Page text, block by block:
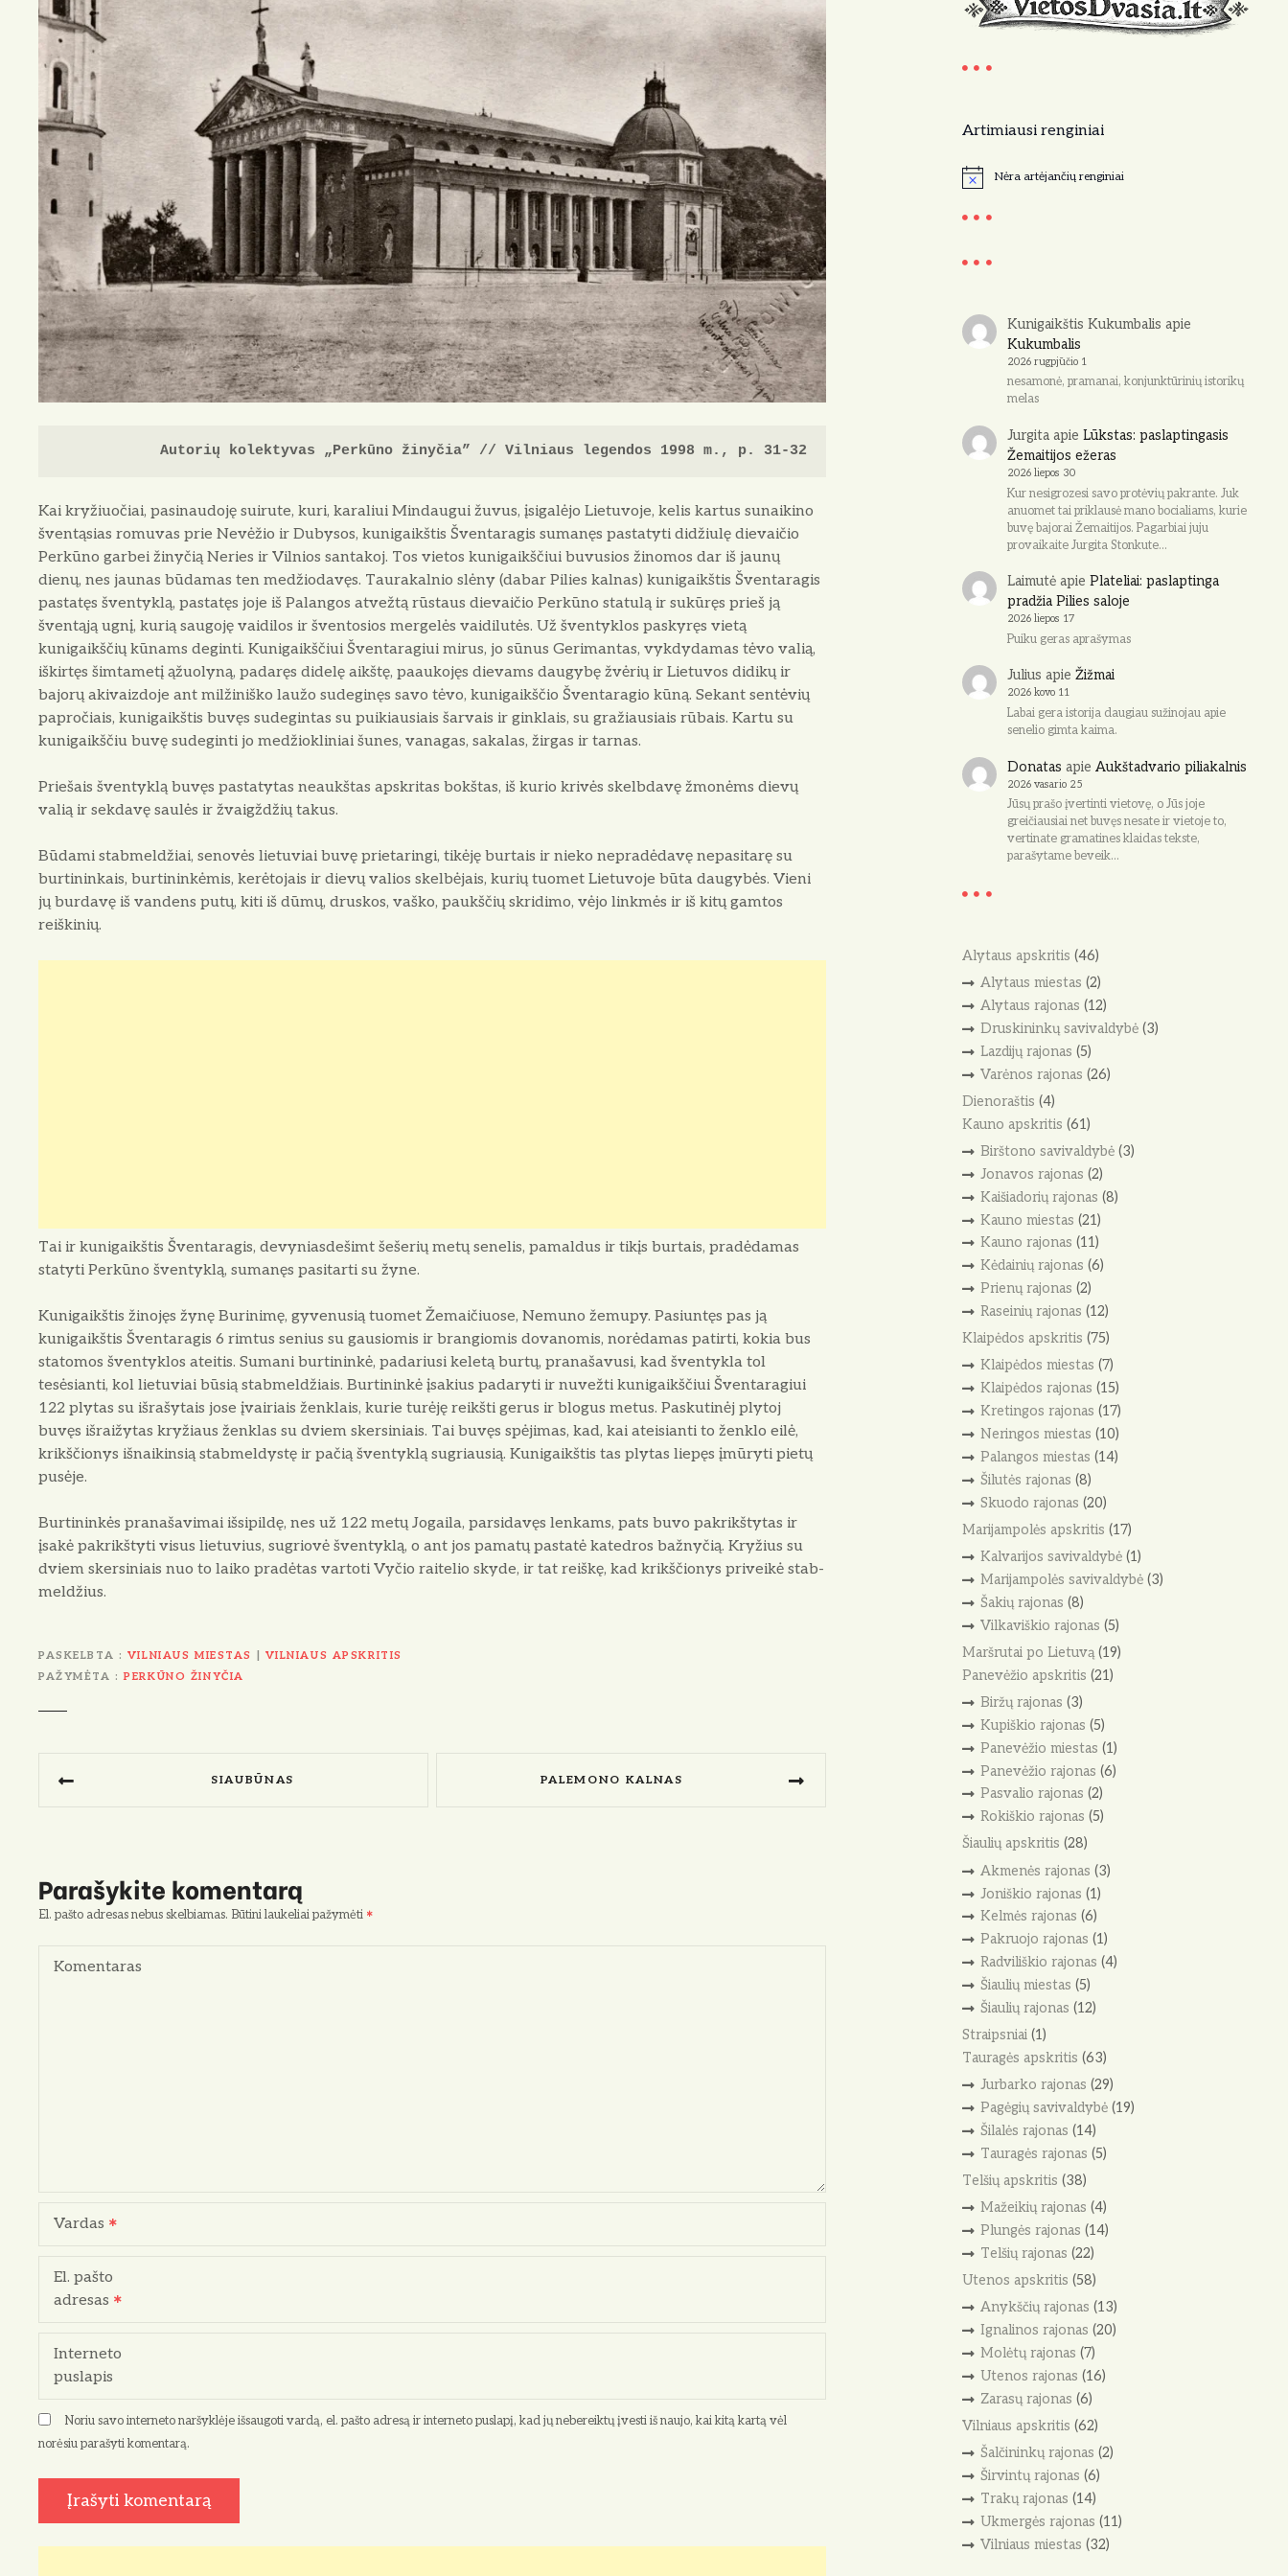
Autorių kolektyvas „Perkūno žinyčia” // Vilniaus legendos 1998 m., p. 31-32
Kai kryžiuočiai, pasinaudoję suirute, kuri, karaliui Min­daugui žuvus, įsigalėjo Lietuvoje, kelis kartus sunai­kino
šventąsias romuvas prie Nevėžio ir Dubysos, ku­nigaikštis Šventaragis sumanęs pastatyti didžiulę die­vaičio
Perkūno garbei žinyčią Neries ir Vilnios santakoj. Tos vietos kunigaikščiui buvusios žinomos dar iš jaunų
dienų, nes jaunas būdamas ten medžiodavęs. Taurakalnio slėny (dabar Pi­lies kalnas) kunigaikštis Šventaragis
pastatęs šventyklą, pastatęs joje iš Palangos atvežtą rūstaus dievaičio Perkūno statulą ir sukūręs prieš ją
šventąją ugnį, kurią saugoję vaidilos ir šventosios mergelės vaidilutės. Už šventyklos paskyręs vietą
kunigaikščių kūnams deginti. Kunigaikš­čiui Šventaragiui mirus, jo sūnus Gerimantas, vykdydamas tėvo va­lią,
iškirtęs šimtametį ąžuolyną, padaręs didelę aikštę, paaukojęs die­vams daugybę žvėrių ir Lietuvos didikų ir
bajorų akivaizdoje ant mil­žiniško laužo sudeginęs savo tėvo, kunigaikščio Šventaragio kūną. Sekant sentėvių
papročiais, kunigaikštis buvęs sudegintas su puikiau­siais šarvais ir ginklais, su gražiausiais rūbais. Kartu su
kunigaikščiu buvę sudeginti jo medžiokliniai šunes, vanagas, sakalas, žirgas ir tar­nas.
Priešais šventyklą buvęs pastatytas neaukštas apskritas bokštas, iš kurio krivės skelbdavę žmonėms dievų
valią ir sekdavę saulės ir žvaigždžių takus.
Būdami stabmeldžiai, senovės lietuviai buvę prietaringi, tikėję burtais ir nieko nepradėdavę nepasitarę su
burtininkais, burtininkė­mis, kerėtojais ir dievų valios skelbėjais, kurių tuomet Lietuvoje būta daugybės. Vieni
jų burdavę iš vandens putų, kiti iš dūmų, druskos, vaško, paukščių skridimo, vėjo linkmės ir iš kitų gamtos
reiškinių.
Tai ir kunigaikštis Šventaragis, devyniasdešimt šešerių metų se­nelis, pamaldus ir tikįs burtais, pradėdamas
statyti Perkūno šventyk­lą, sumanęs pasitarti su žyne.
Kunigaikštis žinojęs žynę Burinimę, gyvenusią tuomet Žemai­čiuose, Nemuno žemupy. Pasiuntęs pas ją
kunigaikštis Šventaragis 6 rimtus senius su gausiomis ir brangiomis dovanomis, norėdamas patirti, kokia bus
statomos šventyklos ateitis. Sumani burtininkė, padariusi keletą burtų, pranašavusi, kad šventykla tol
tesėsianti, kol lietuviai būsią stabmeldžiais. Burtinin­kė įsakius padaryti ir nuvežti kunigaikščiui Šventaragiui
122 ply­tas su išrašytais jose įvairiais ženklais, kurie turėję reikšti gerus ir blogus metus. Paskutinėj plytoj
buvęs išraižytas kryžiaus ženklas su dviem skersiniais. Tai buvęs spėjimas, kad, kai ateisianti to žen­klo eilė,
krikščionys išnaikinsią stabmeldystę ir pačią šventyklą su­griausią. Kunigaikštis tas plytas liepęs įmūryti pietų
pusėje.
Burtininkės pranašavimai išsipildę, nes už 122 metų Jogaila, parsidavęs lenkams, pats buvo pakrikštytas ir
įsakė pakrikštyti vi­sus lietuvius, sugriovė šventyklą, o ant jos pamatų pastatė katedros bažnyčią. Kryžius su
dviem skersiniais nuo to laiko pradėtas var­toti Vyčio raitelio skyde, ir tat reiškę, kad krikščionys priveikė stab­
meldžius.
PASKELBTA VILNIAUS MIESTAS
VILNIAUS APSKRITIS
PAŽYMĖTA
PERKŪNO ŽINYČIA
i
g
a
p
a
š
ų
SIAUBŪNAS PALEMONO KALNAS
Parašykite komentarą
El. pašto adresas nebus skelbiamas. Būtini laukeliai pažymėti
Komentaras
Vardas
El. pašto
adresas
Interneto
puslapis
Noriu savo interneto naršyklėje išsaugoti vardą, el. pašto adresą ir interneto puslapį, kad jų nebereiktų įvesti iš naujo, kai kitą kartą vėl
norėsiu parašyti komentarą.
Artimiausi renginiai
N
t
e
Nėra artėjančių renginiai
Kunigaikštis Kukumbalis apie
Kukumbalis
2026 rugpjūčio 1
nesamonė, pramanai, konjunktūrinių istorikų
melas
Jurgitaapie Lūkstas: paslaptingasis
Žemaitijos ežeras
2026 liepos 30
Kur nesigrozesi savo protėvių pakrante. Juk
anuomet tai priklausė mano bocialiams, kurie
buvę bajorai Žemaitijos. Pagarbiai juju
provaikaite Jurgita Stonkute…
Laimutėapie Plateliai: paslaptinga
pradžia Pilies saloje
2026 liepos 17
Puiku geras aprašymas
Julius apie Žižmai
2026 kovo 11
Labai gera istorija daugiau sužinojau apie
senelio gimta kaima.
Donatas apie Aukštadvario piliakalnis
2026 vasario 25
Jūsų prašo įvertinti vietovę, o Jūs joje
greičiausiai net buvęs nesate ir vietoje to,
vertinate gramatines klaidas tekste,
parašytame beveik…
Alytaus apskritis (46)
Alytaus miestas (2)
Alytaus rajonas (12)
Druskininkų savivaldybė(3)
Lazdijų rajonas (5)
Varėnos rajonas (26)
Dienoraštis (4)
Kauno apskritis (61)
Birštono savivaldybė(3)
Jonavos rajonas (2)
Kaišiadorių rajonas (8)
Kauno miestas (21)
Kauno rajonas (11)
Kėdainių rajonas (6)
Prienų rajonas (2)
Raseinių rajonas (12)
Klaipėdos apskritis (75)
Klaipėdos miestas (7)
Klaipėdos rajonas (15)
Kretingos rajonas (17)
Neringos miestas (10)
Palangos miestas (14)
Šilutės rajonas (8)
Skuodo rajonas (20)
Marijampolės apskritis (17)
Kalvarijos savivaldybė(1)
Marijampolės savivaldybė(3)
Šakių rajonas (8)
Vilkaviškio rajonas (5)
Maršrutai po Lietuvą(19)
Panevėžio apskritis (21)
Biržų rajonas (3)
Kupiškio rajonas (5)
Panevėžio miestas (1)
Panevėžio rajonas (6)
Pasvalio rajonas (2)
Rokiškio rajonas (5)
Šiaulių apskritis (28)
Akmenės rajonas (3)
Joniškio rajonas (1)
Kelmės rajonas (6)
Pakruojo rajonas (1)
Radviliškio rajonas (4)
Šiaulių miestas (5)
Šiaulių rajonas (12)
Straipsniai (1)
Tauragės apskritis (63)
Jurbarko rajonas (29)
Pagėgių savivaldybė(19)
Šilalės rajonas (14)
Tauragės rajonas (5)
Telšių apskritis (38)
Mažeikių rajonas (4)
Plungės rajonas (14)
Telšių rajonas (22)
Utenos apskritis (58)
Anykščių rajonas (13)
Ignalinos rajonas (20)
Molėtų rajonas (7)
Utenos rajonas (16)
Zarasų rajonas (6)
Vilniaus apskritis (62)
Šalčininkų rajonas (2)
Širvintų rajonas (6)
Trakų rajonas (14)
Ukmergės rajonas (11)
Vilniaus miestas (32)